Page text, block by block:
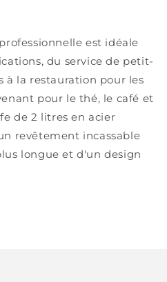
est idéale
du service de petit-
à la restauration pour les
pour le thé, le café et
de 2 litres en acier
revêtement incassable
longue et d'un design